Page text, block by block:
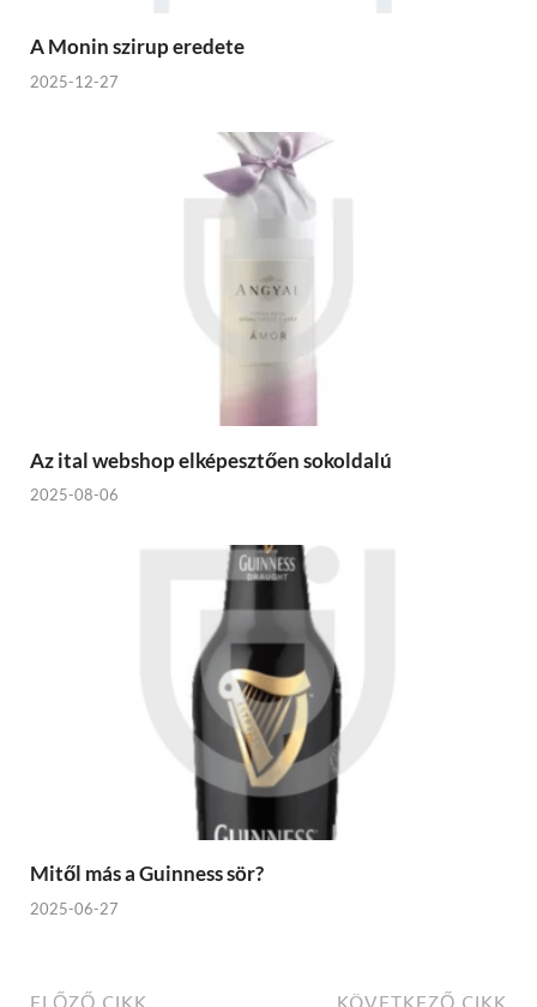
A Monin szirup eredete
2025-12-27
Az ital webshop elképesztően sokoldalú
2025-08-06
Mitől más a Guinness sör?
2025-06-27
ELŐZŐ CIKK KÖVETKEZŐ CIKK